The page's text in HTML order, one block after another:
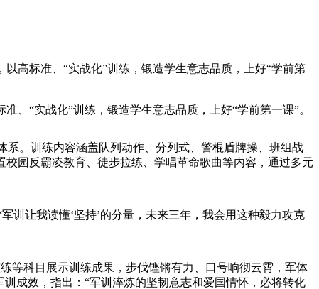
高标准、“实战化”训练，锻造学生意志品质，上好“学前第
、“实战化”训练，锻造学生意志品质，上好“学前第一课”。
。训练内容涵盖队列动作、分列式、警棍盾牌操、班组战
园反霸凌教育、徒步拉练、学唱革命歌曲等内容，通过多元
训让我读懂‘坚持’的分量，未来三年，我会用这种毅力攻克
等科目展示训练成果，步伐铿锵有力、口号响彻云霄，军体
成效，指出：“军训淬炼的坚韧意志和爱国情怀，必将转化